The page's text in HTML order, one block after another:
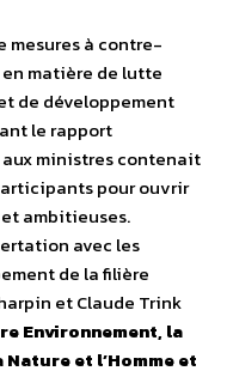
mesures à contre-
matière de lutte
de développement
le rapport
ministres contenait
pour ouvrir
ambitieuses.
avec les
de la filière
et Claude Trink
Environnement, la
et l’Homme et